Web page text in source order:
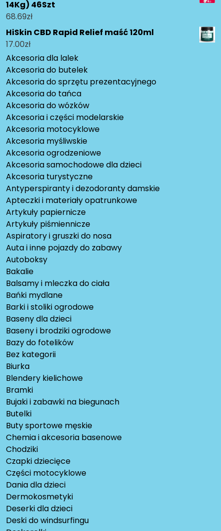
14Kg) 46Szt
68.69zł
HiSkin CBD Rapid Relief maść 120ml
17.00zł
Akcesoria dla lalek
Akcesoria do butelek
Akcesoria do sprzętu prezentacyjnego
Akcesoria do tańca
Akcesoria do wózków
Akcesoria i części modelarskie
Akcesoria motocyklowe
Akcesoria myśliwskie
Akcesoria ogrodzeniowe
Akcesoria samochodowe dla dzieci
Akcesoria turystyczne
Antyperspiranty i dezodoranty damskie
Apteczki i materiały opatrunkowe
Artykuły papiernicze
Artykuły piśmiennicze
Aspiratory i gruszki do nosa
Auta i inne pojazdy do zabawy
Autoboksy
Bakalie
Balsamy i mleczka do ciała
Bańki mydlane
Barki i stoliki ogrodowe
Baseny dla dzieci
Baseny i brodziki ogrodowe
Bazy do fotelików
Bez kategorii
Biurka
Blendery kielichowe
Bramki
Bujaki i zabawki na biegunach
Butelki
Buty sportowe męskie
Chemia i akcesoria basenowe
Chodziki
Czapki dziecięce
Części motocyklowe
Dania dla dzieci
Dermokosmetyki
Deserki dla dzieci
Deski do windsurfingu